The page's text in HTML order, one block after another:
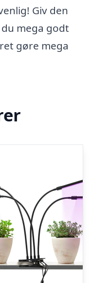
Giv den
mega godt
gøre mega